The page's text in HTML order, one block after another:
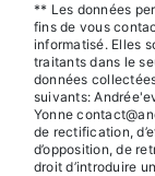
** Les données
fins de vous
informatisé. Elles
traitants dans le
données
suivants:
Yonne
de rectification,
d’opposition, de
droit d’introduire